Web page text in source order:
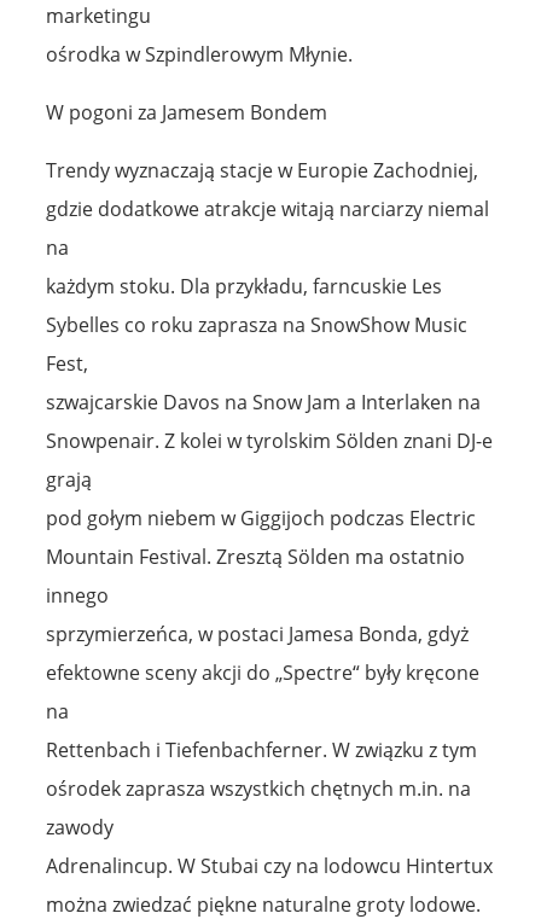
marketingu
ośrodka w Szpindlerowym Młynie.
W pogoni za Jamesem Bondem
Trendy wyznaczają stacje w Europie Zachodniej,
gdzie dodatkowe atrakcje witają narciarzy niemal
na
każdym stoku. Dla przykładu, farncuskie Les
Sybelles co roku zaprasza na SnowShow Music
Fest,
szwajcarskie Davos na Snow Jam a Interlaken na
Snowpenair. Z kolei w tyrolskim Sölden znani DJ-e
grają
pod gołym niebem w Giggijoch podczas Electric
Mountain Festival. Zresztą Sölden ma ostatnio
innego
sprzymierzeńca, w postaci Jamesa Bonda, gdyż
efektowne sceny akcji do „Spectre“ były kręcone
na
Rettenbach i Tiefenbachferner. W związku z tym
ośrodek zaprasza wszystkich chętnych m.in. na
zawody
Adrenalincup. W Stubai czy na lodowcu Hintertux
można zwiedzać piękne naturalne groty lodowe.